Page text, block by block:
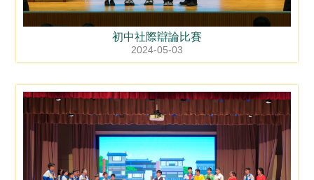
初中社際辯論比賽
2024-05-03